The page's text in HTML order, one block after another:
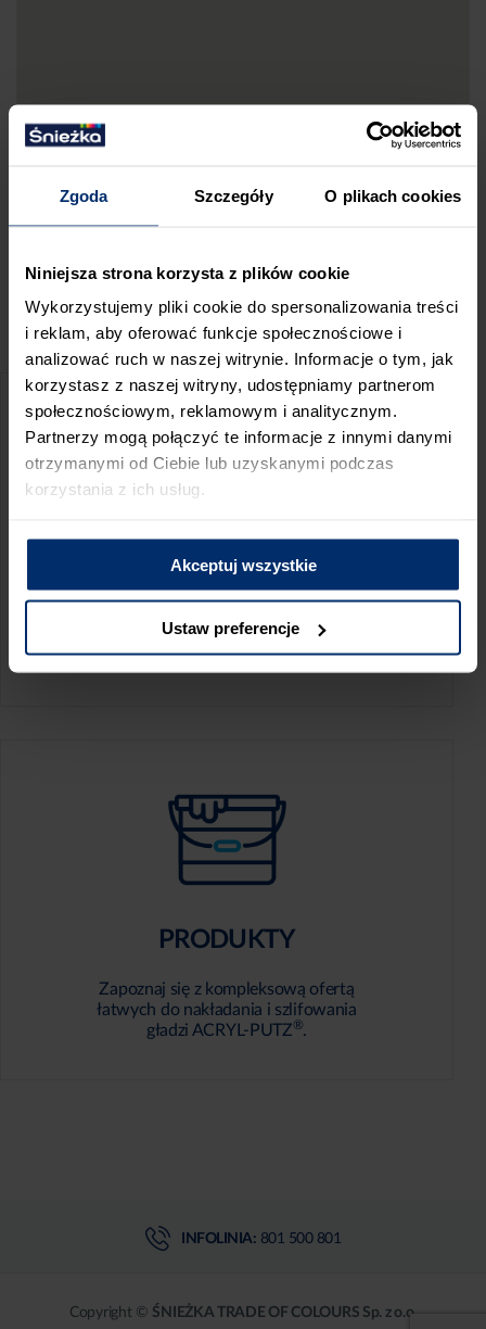
Zgoda Szczegóły O plikach cookies
Niniejsza strona korzysta z plików cookie
Wykorzystujemy pliki cookie do spersonalizowania treści
i reklam, aby oferować funkcje społecznościowe i
analizować ruch w naszej witrynie. Informacje o tym, jak
korzystasz z naszej witryny, udostępniamy partnerom
społecznościowym, reklamowym i analitycznym.
Partnerzy mogą połączyć te informacje z innymi danymi
otrzymanymi od Ciebie lub uzyskanymi podczas
korzystania z ich usług.
Akceptuj wszystkie
Ustaw preferencje
ZGŁOŚ BŁĄD
PRZED WIZYTĄ W SKLEPIE POLECAMY:
KALKULATOR ZUŻYCIA
Oblicz, jaką ilość produktów potrzebujesz,
aby perfekcyjnie wygładzić swoje ściany.
PRODUKTY
Zapoznaj się z kompleksową ofertą
łatwych do nakładania i szlifowania
gładzi ACRYL-PUTZ®.
INFOLINIA: 801 500 801
Copyright © ŚNIEŻKA TRADE OF COLOURS Sp. z o.o.